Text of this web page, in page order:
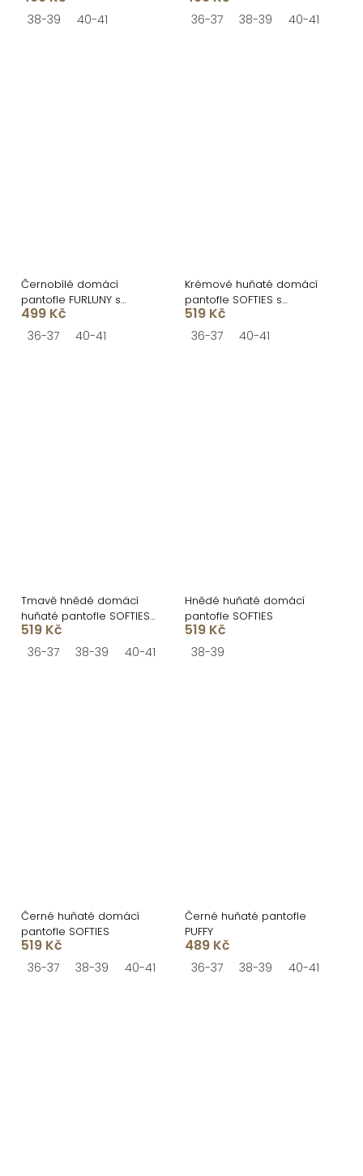
38-39 40-41 36-37 38-39 40-41
Černobílé domácí
pantofle FURLUNY s
kožíškem
499 Kč
36-37 40-41
Krémové huňaté domácí
pantofle SOFTIES s
ozdobou
519 Kč
36-37 40-41
Tmavě hnědé domácí
huňaté pantofle SOFTIES
s ozdobou
519 Kč
36-37 38-39 40-41
Hnědé huňaté domácí
pantofle SOFTIES
519 Kč
38-39
Černé huňaté domácí
pantofle SOFTIES
519 Kč
36-37 38-39 40-41
Černé huňaté pantofle
PUFFY
489 Kč
36-37 38-39 40-41